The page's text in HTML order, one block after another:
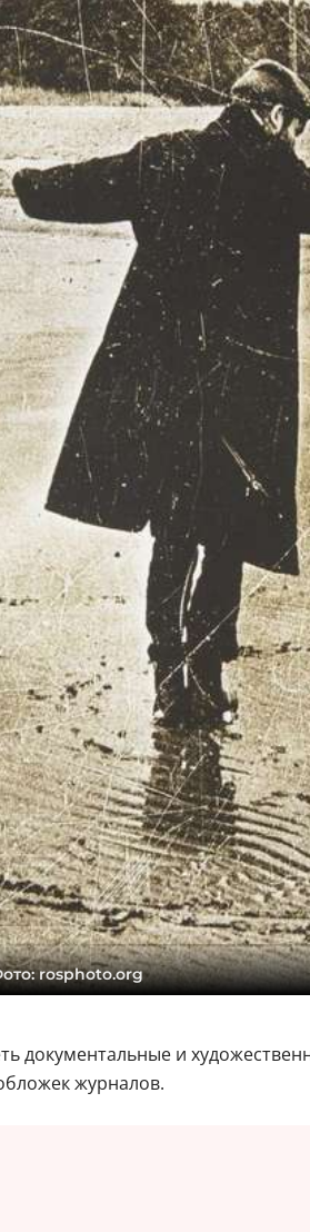
rosphoto.org
документальные и
журналов.